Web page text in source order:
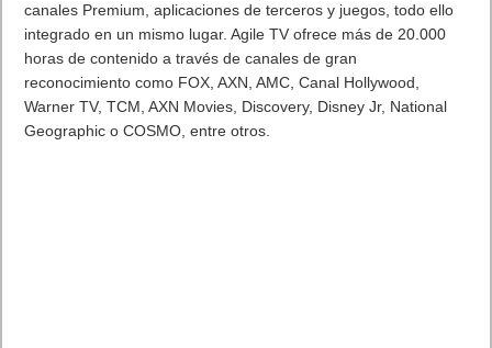
canales Premium, aplicaciones de terceros y juegos, todo ello
integrado en un mismo lugar. Agile TV ofrece más de 20.000
horas de contenido a través de canales de gran
reconocimiento como FOX, AXN, AMC, Canal Hollywood,
Warner TV, TCM, AXN Movies, Discovery, Disney Jr, National
Geographic o COSMO, entre otros.